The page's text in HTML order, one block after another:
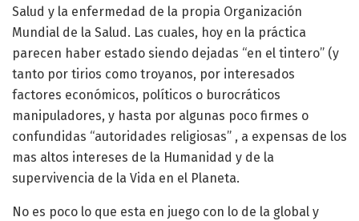
Salud y la enfermedad de la propia Organización
Mundial de la Salud. Las cuales, hoy en la práctica
parecen haber estado siendo dejadas “en el tintero” (y
tanto por tirios como troyanos, por interesados
factores económicos, políticos o burocráticos
manipuladores, y hasta por algunas poco firmes o
confundidas “autoridades religiosas” , a expensas de los
mas altos intereses de la Humanidad y de la
supervivencia de la Vida en el Planeta.
No es poco lo que esta en juego con lo de la global y